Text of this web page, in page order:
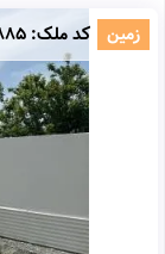
زمین کد ملک: